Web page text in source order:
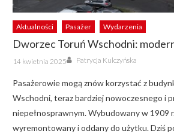
Aktualności Pasażer Wydarzenia
Dworzec Toruń Wschodni:
Posted
on
14 kwietnia 2025 Author
Patrycja Kulczyńska
Pasażerowie mogą znów korzystać z
Wschodni, teraz bardziej nowoczesnego i
niepełnosprawnym. Wybudowany w 1909
wyremontowany i oddany do użytku. Dziś